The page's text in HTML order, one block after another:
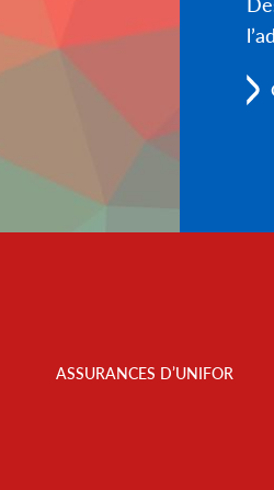
Menu
ASSURANCES D’UNIFOR